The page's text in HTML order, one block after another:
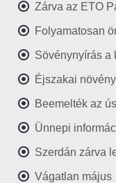
Zárva az ETO
Folyamatosan
Sövénynyírás a
Éjszakai
Beemelték az
Ünnepi
Szerdán zárva
Vágatlan május